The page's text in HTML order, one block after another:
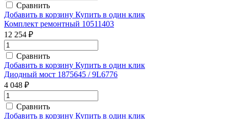
Сравнить
Добавить в корзину Купить в один клик
Комплект ремонтный 10511403
12 254 ₽
Сравнить
Добавить в корзину Купить в один клик
Диодный мост 1875645 / 9L6776
4 048 ₽
Сравнить
Добавить в корзину Купить в один клик